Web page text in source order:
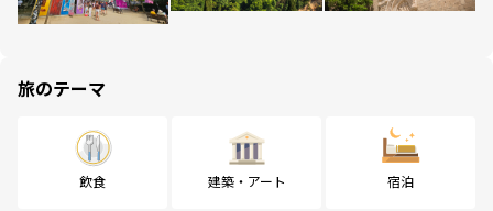
旅のテーマ
飲食 建築・アート 宿泊